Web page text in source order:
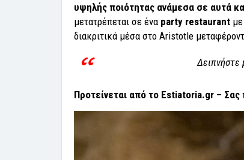
υψηλής ποιότητας ανάμεσα σε αυτά
μετατρέπεται σε ένα party restaurant
διακριτικά μέσα στο Aristotle
Δειπνήστε
Προτείνεται από το Estiatoria.gr – Σας